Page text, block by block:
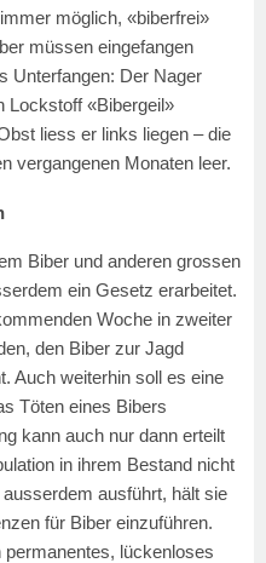
möglich, «biberfrei»
müssen eingefangen
Unterfangen: Der Nager
Lockstoff «Bibergeil»
liess er links liegen – die
vergangenen Monaten leer.
Biber und anderen grossen
ein Gesetz erarbeitet.
Woche in zweiter
den Biber zur Jagd
Auch weiterhin soll es eine
Töten eines Bibers
kann auch nur dann erteilt
in ihrem Bestand nicht
ausführt, hält sie
für Biber einzuführen.
lückenloses